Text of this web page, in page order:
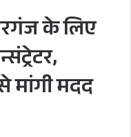
के लिए
मांगी मदद